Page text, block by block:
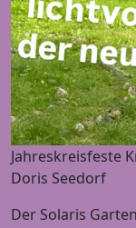
Jahreskreisfeste
Doris Seedorf
Der Solaris